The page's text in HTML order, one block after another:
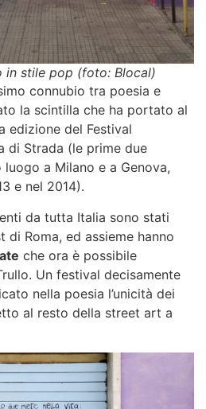
in stile pop (foto: Blocal)
connubio tra poesia e
la scintilla che ha portato al
edizione del Festival
di Strada (le prime due
a Milano e a Genova,
e nel 2014).
da tutta Italia sono stati
di Roma, ed assieme hanno
che ora è possibile
Un festival decisamente
nella poesia l’unicità dei
al resto della street art a